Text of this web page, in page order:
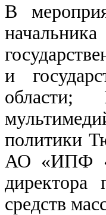
В
и
области;
политики
АО «ИПФ
средств